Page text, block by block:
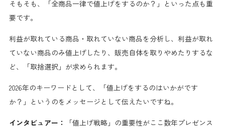
そもそも、「全商品一律で値上げをするのか？」といった点も重
要です。
利益が取れている商品・取れていない商品を分析し、利益が取れ
ていない商品のみ値上げしたり、販売自体を取りやめたりするな
ど、「取捨選択」が求められます。
2026年のキーワードとして、「値上げをするのはいかがです
か？」というのをメッセージとして伝えたいですね。
インタビュアー：
「値上げ戦略」の重要性がここ数年プレゼンス